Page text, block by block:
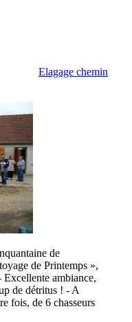
Elagage chemin
de
de Printemps »,
ambiance,
de détritus ! - A
fois, de 6 chasseurs